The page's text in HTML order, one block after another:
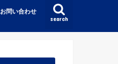
search
お問い合わせ